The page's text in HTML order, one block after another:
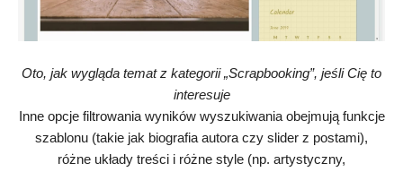
Oto, jak wygląda temat z kategorii „Scrapbooking”, jeśli Cię to
interesuje
Inne opcje filtrowania wyników wyszukiwania obejmują funkcje
szablonu (takie jak biografia autora czy slider z postami),
różne układy treści i różne style (np. artystyczny,